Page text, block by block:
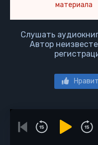
материала
Слушать
Автор